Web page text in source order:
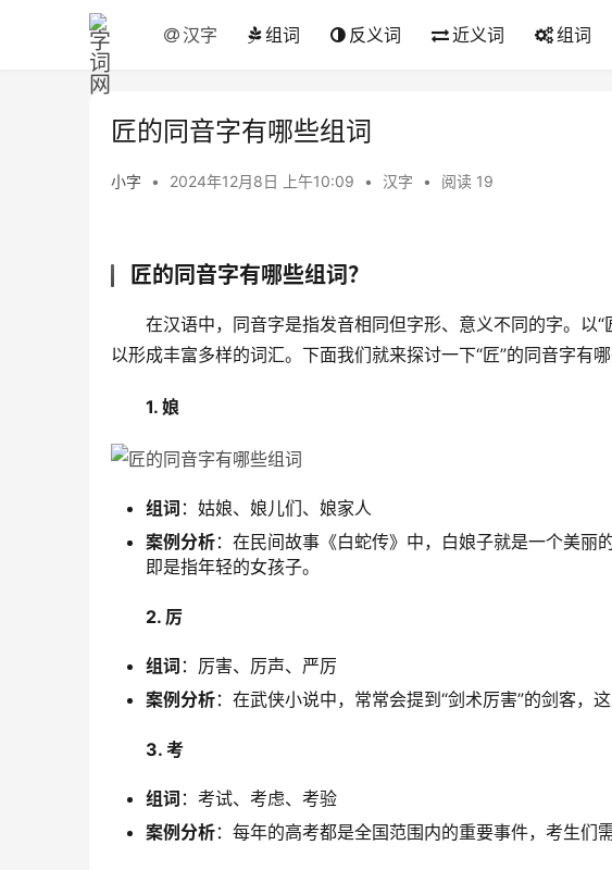
汉字 组词 反义词 近义词 组词
匠的同音字有哪些组词
小字 • 2024年12月8日 上午10:09 • 汉字 • 阅读 19
匠的同音字有哪些组词？
在汉语中，同音字是指发音相同但字形、意义不同的字。以“
以形成丰富多样的词汇。下面我们就来探讨一下“匠”的同音字有
1. 娘
组词 ：姑娘、娘儿们、娘家人
案例分析：在民间故事《白蛇传》中，白娘子就是一个美丽
即是指年轻的女孩子。
2. 厉
组词 ：厉害、厉声、严厉
案例分析：在武侠小说中，常常会提到“剑术厉害”的剑客，
3. 考
组词 ：考试、考虑、考验
案例分析：每年的高考都是全国范围内的重要事件，考生们